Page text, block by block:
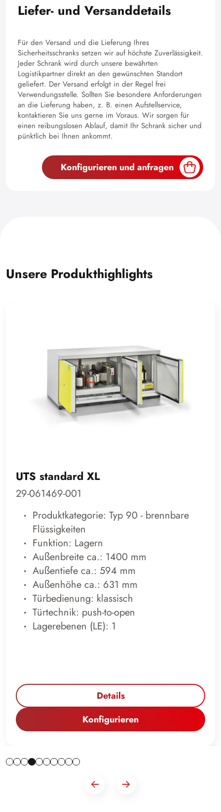
Liefer- und Versanddetails
Für den Versand und die Lieferung Ihres
Sicherheitsschranks setzen wir auf höchste Zuverlässigkeit.
Jeder Schrank wird durch unsere bewährten
Logistikpartner direkt an den gewünschten Standort
geliefert. Der Versand erfolgt in der Regel frei
Verwendungsstelle. Sollten Sie besondere Anforderungen
an die Lieferung haben, z. B. einen Aufstellservice,
kontaktieren Sie uns gerne im Voraus. Wir sorgen für
einen reibungslosen Ablauf, damit Ihr Schrank sicher und
pünktlich bei Ihnen ankommt.
Konfigurieren und anfragen
Unsere Produkthighlights
UTS standard XL
29-061469-001
Produktkategorie: Typ 90 - brennbare
Flüssigkeiten
Funktion: Lagern
Außenbreite ca.: 1400 mm
Außentiefe ca.: 594 mm
Außenhöhe ca.: 631 mm
Türbedienung: klassisch
Türtechnik: push-to-open
Lagerebenen (LE): 1
Details
Konfigurieren